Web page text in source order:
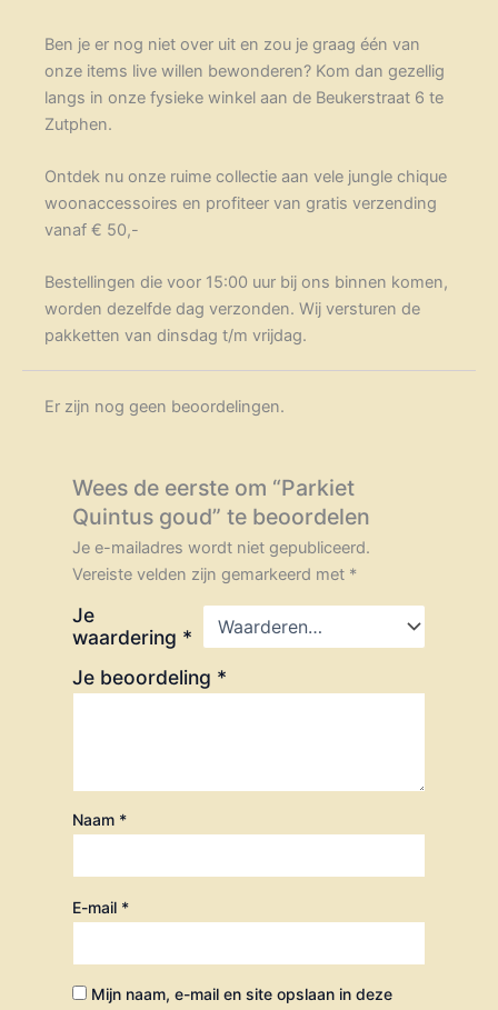
Ben je er nog niet over uit en zou je graag één van
onze items live willen bewonderen? Kom dan gezellig
langs in onze fysieke winkel aan de Beukerstraat 6 te
Zutphen.
Ontdek nu onze ruime collectie aan vele jungle chique
woonaccessoires en profiteer van gratis verzending
vanaf € 50,-
Bestellingen die voor 15:00 uur bij ons binnen komen,
worden dezelfde dag verzonden. Wij versturen de
pakketten van dinsdag t/m vrijdag.
Er zijn nog geen beoordelingen.
Wees de eerste om “Parkiet
Quintus goud” te beoordelen
Je e-mailadres wordt niet gepubliceerd.
Vereiste velden zijn gemarkeerd met *
Je
waardering *
Je beoordeling *
Naam *
E-mail *
Mijn naam, e-mail en site opslaan in deze